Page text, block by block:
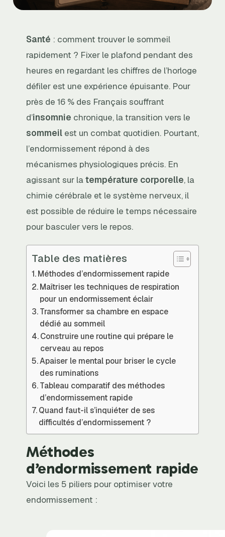
Santé : comment trouver le sommeil
rapidement ? Fixer le plafond pendant des
heures en regardant les chiffres de l’horloge
défiler est une expérience épuisante. Pour
près de 16 % des Français souffrant
d’insomnie chronique, la transition vers le
sommeil est un combat quotidien. Pourtant,
l’endormissement répond à des
mécanismes physiologiques précis. En
agissant sur latempérature corporelle, la
chimie cérébrale et le système nerveux, il
est possible de réduire le temps nécessaire
pour basculer vers le repos.
Table des matières
Méthodes d’endormissement rapide
Maîtriser les techniques de respiration
pour un endormissement éclair
Transformer sa chambre en espace
dédié au sommeil
Construire une routine qui prépare le
cerveau au repos
Apaiser le mental pour briser le cycle
des ruminations
Tableau comparatif des méthodes
d’endormissement rapide
Quand faut-il s’inquiéter de ses
difficultés d’endormissement ?
Méthodes
d’endormissement rapide
Voici les 5 piliers pour optimiser votre
endormissement :